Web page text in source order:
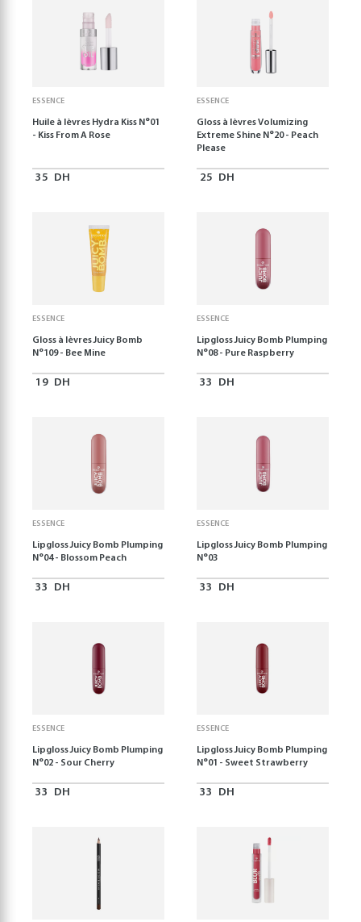
ESSENCE
Huile à lèvres Hydra Kiss N°01
- Kiss From A Rose
35 DH
ESSENCE
Gloss à lèvres Volumizing
Extreme Shine N°20 - Peach
Please
25 DH
ESSENCE
Gloss à lèvres Juicy Bomb
N°109 - Bee Mine
19 DH
ESSENCE
Lipgloss Juicy Bomb Plumping
N°08 - Pure Raspberry
33 DH
ESSENCE
Lipgloss Juicy Bomb Plumping
N°04 - Blossom Peach
33 DH
ESSENCE
Lipgloss Juicy Bomb Plumping
N°03
33 DH
ESSENCE
Lipgloss Juicy Bomb Plumping
N°02 - Sour Cherry
33 DH
ESSENCE
Lipgloss Juicy Bomb Plumping
N°01 - Sweet Strawberry
33 DH